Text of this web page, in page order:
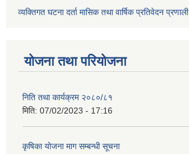
व्यक्तिगत घटना दर्ता मासिक तथा वार्षिक प्रतिवेदन प्रणाली
योजना तथा परियोजना
निति तथा कार्यक्रम २०८०/८१
मिति: 07/02/2023 - 17:16
कृषिका योजना माग सम्बन्धी सूचना